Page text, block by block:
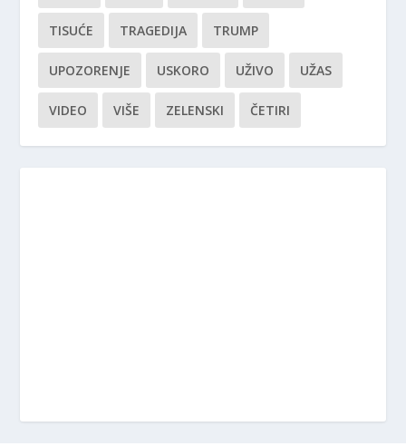
TISUĆE TRAGEDIJA TRUMP
UPOZORENJE USKORO UŽIVO UŽAS
VIDEO VIŠE ZELENSKI ČETIRI